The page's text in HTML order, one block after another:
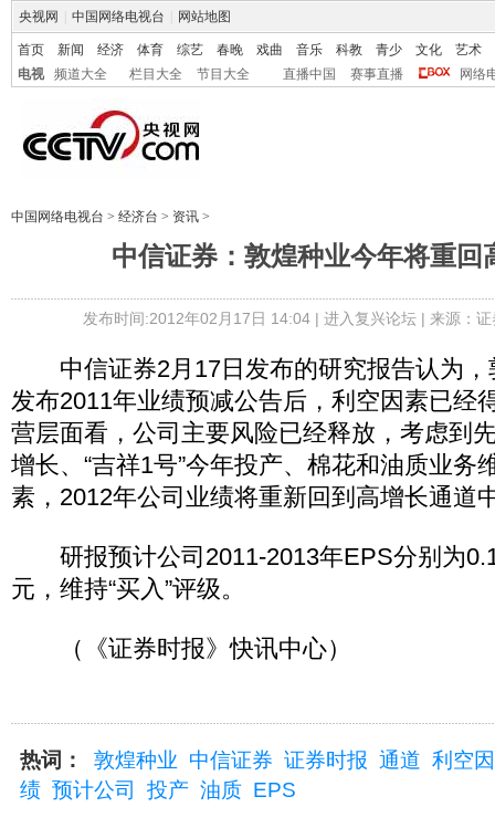
央视网 中国网络电视台 网站地图
首页 新闻 经济 体育 综艺 春晚 戏曲 音乐 科教 青少 文化
艺术
电视
频道大全 栏目大全 节目大全 直播中国 赛事直播 网络
中国网络电视台 > 经济台 > 资讯 >
中信证券：敦煌种业今年将重回
发布时间:2012年02月17日 14:04 | 进入复兴论坛| 来源：
中信证券2月17日发布的研究报告认为，
发布2011年业绩预减公告后，利空因素已经
营层面看，公司主要风险已经释放，考虑到
增长、“吉祥1号”今年投产、棉花和油质业务
素，2012年公司业绩将重新回到高增长通道
研报预计公司2011-2013年EPS分别为
元，维持“买入”评级。
（《证券时报》快讯中心）
热词： 敦煌种业 中信证券 证券时报 通道 利空
绩 预计公司 投产 油质 EPS